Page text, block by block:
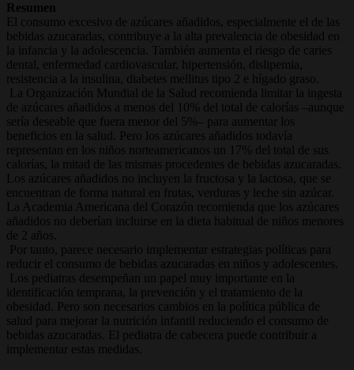
Resumen
El consumo excesivo de azúcares añadidos, especialmente el de las
bebidas azucaradas, contribuye a la alta prevalencia de obesidad en
la infancia y la adolescencia. También aumenta el riesgo de caries
dental, enfermedad cardiovascular, hipertensión, dislipemia,
resistencia a la insulina, diabetes mellitus tipo 2 e hígado graso.
La Organización Mundial de la Salud recomienda limitar la ingesta
de azúcares añadidos a menos del 10% del total de calorías –aunque
sería deseable que fuera menor del 5%– para aumentar los
beneficios en la salud. Pero los azúcares añadidos todavía
representan en los niños norteamericanos un 17% del total de sus
calorías, la mitad de las mismas procedentes de bebidas azucaradas.
Los azúcares añadidos no incluyen la fructosa y la lactosa, que se
encuentran de forma natural en frutas, verduras y leche sin azúcar.
La Academia Americana del Corazón recomienda que los azúcares
añadidos no deberían incluirse en la dieta habitual de niños menores
de 2 años.
Por tanto, parece necesario implementar estrategias políticas para
reducir el consumo de bebidas azucaradas en niños y adolescentes.
Los pediatras desempeñan un papel muy importante en la
identificación temprana, la prevención y el tratamiento de la
obesidad. Pero son necesarios cambios en la política pública de
salud para mejorar la nutrición infantil reduciendo el consumo de
bebidas azucaradas. El pediatra de cabecera puede contribuir a
implementar estas medidas.